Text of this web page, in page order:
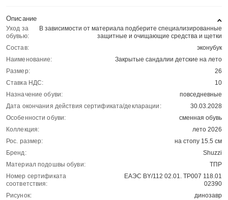
Описание
Уход за
обувью:
В зависимости от материала подберите специализированные
защитные и очищающие средства и щетки
Состав:
эконубук
Наименование:
Закрытые сандалии детские на лето
Размер:
26
Ставка НДС:
10
Назначение обуви:
повседневные
Дата окончания действия сертификата/декларации:
30.03.2028
Особенности обуви:
сменная обувь
Коллекция:
лето 2026
Рос. размер:
на стопу 15.5 см
Бренд:
Shuzzi
Материал подошвы обуви:
ТПР
Номер сертификата
соответствия:
ЕАЭС BY/112 02.01. ТР007 118.01
02390
Рисунок:
динозавр